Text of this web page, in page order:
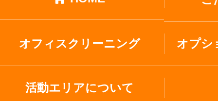
オフィスクリーニング オプシ
活動エリアについて